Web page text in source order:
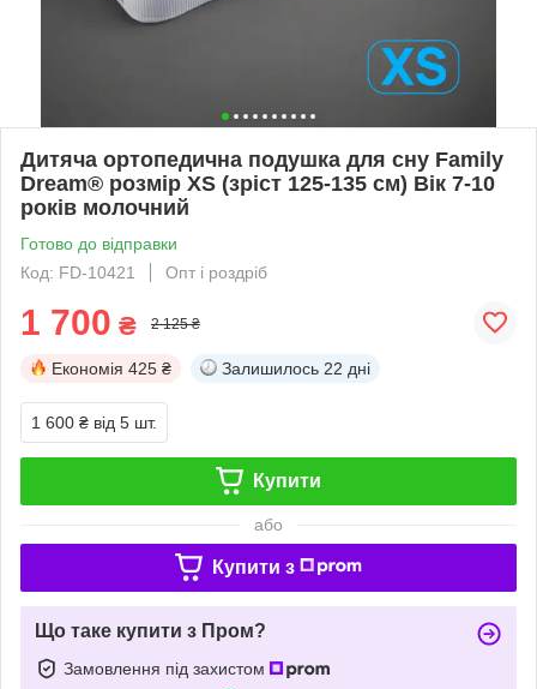
Дитяча ортопедична подушка для сну Family
Dream® розмір XS (зріст 125-135 см) Вік 7-10
років молочний
Готово до відправки
Код: FD-10421
Опт і роздріб
1 700 ₴ 2 125 ₴
Економія 425 ₴ Залишилось 22 дні
1 600 ₴ від 5 шт.
Купити
або
Купити з
Що таке купити з Пром?
Замовлення під захистом